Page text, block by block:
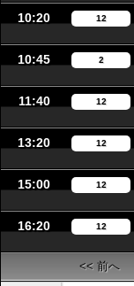
10:20 12
10:45 2
11:40 12
13:20 12
15:00 12
16:20 12
<< 前へ